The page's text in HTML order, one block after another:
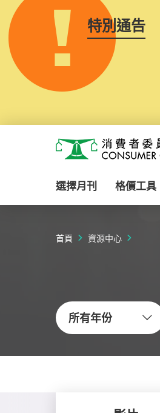
特別通告
消費者委員會
選擇月刊 格價工具
首頁 資源中心
所有年份